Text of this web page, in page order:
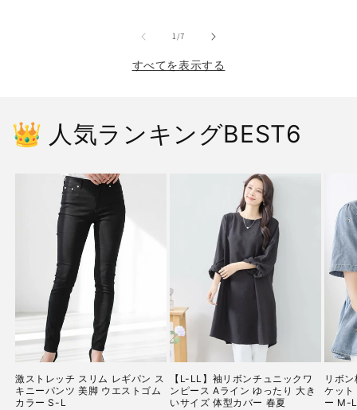
1/の
7
すべてを表示する
👑 人気ランキングBEST6
激ストレッチ スリム レギパン ス
キニーパンツ 美脚 ウエストゴム
カラー S-L
【L-LL】袖リボンチュニックワ
ンピース Aライン ゆったり 大き
いサイズ 体型カバー 春夏
リボ
ケット
ー M-L